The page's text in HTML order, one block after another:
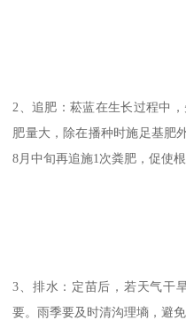
2、追肥：菘蓝在生长过程中
肥量大，除在播种时施足基肥
8月中旬再追施1次粪肥，促使根
3、排水：定苗后，若天气干
要。雨季要及时清沟理墒，避